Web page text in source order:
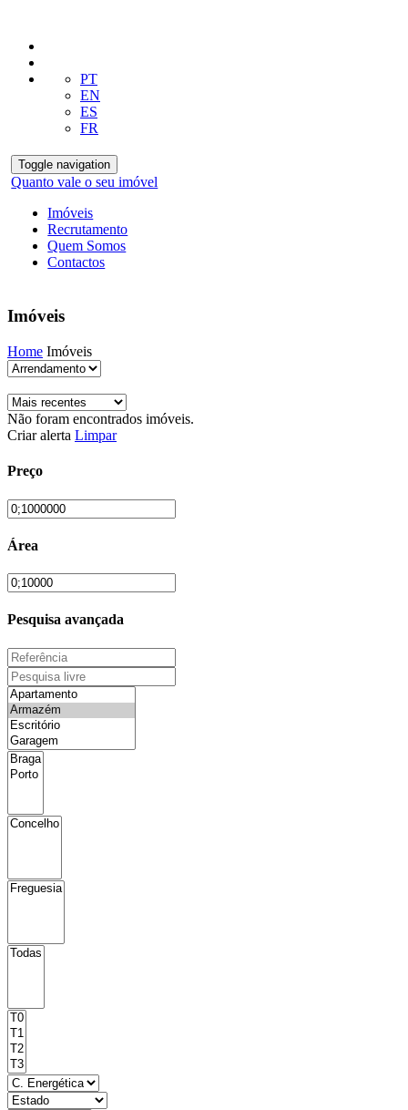
PT
EN
ES
FR
Toggle navigation
Quanto vale o seu imóvel
Imóveis
Recrutamento
Quem Somos
Contactos
Imóveis
Home Imóveis
Não foram encontrados imóveis.
Criar alerta Limpar
Preço
Área
Pesquisa avançada